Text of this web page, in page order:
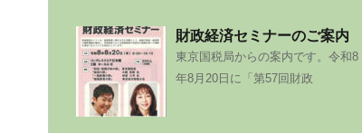
財政経済セミナーのご案内
東京国税局からの案内です。令和8
年8月20日に「第57回財政